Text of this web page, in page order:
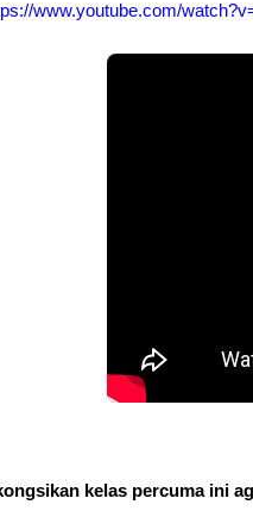
www.youtube.com/
kelas percuma ini